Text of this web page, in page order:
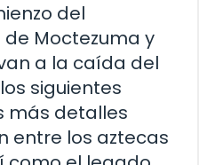
del
Moctezuma y
a la caída del
siguientes
más detalles
entre los aztecas